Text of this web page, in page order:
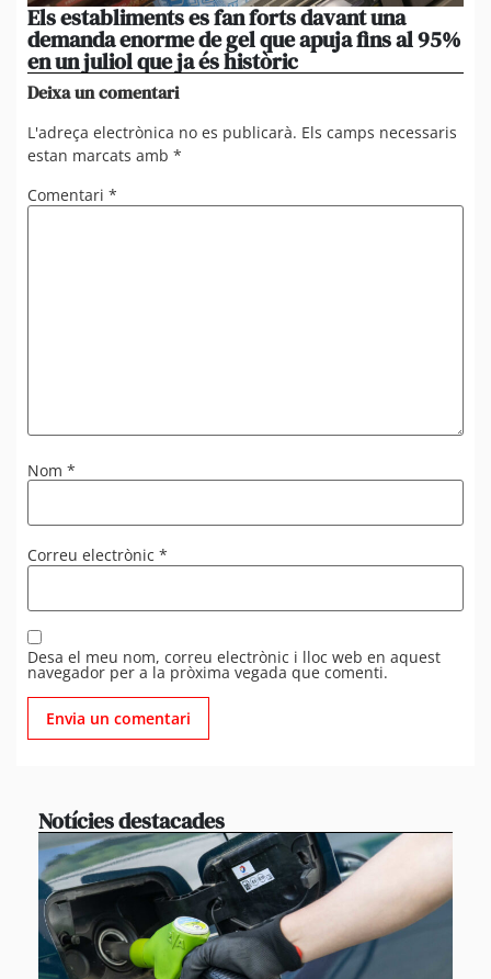
Els establiments es fan forts davant una
demanda enorme de gel que apuja fins al 95%
en un juliol que ja és històric
Deixa un comentari
L'adreça electrònica no es publicarà. Els camps necessaris
estan marcats amb *
Comentari *
Nom *
Correu electrònic *
Desa el meu nom, correu electrònic i lloc web en aquest
navegador per a la pròxima vegada que comenti.
Notícies destacades